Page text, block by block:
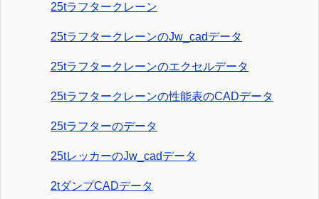
25tラフタークレーン
25tラフタークレーンのJw_cadデータ
25tラフタークレーンのエクセルデータ
25tラフタークレーンの性能表のCADデータ
25tラフターのデータ
25tレッカーのJw_cadデータ
2tダンプCADデータ